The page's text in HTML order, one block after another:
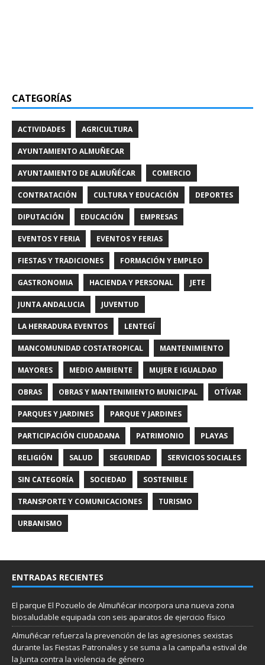
CATEGORÍAS
ACTIVIDADES AGRICULTURA
AYUNTAMIENTO ALMUÑECAR
AYUNTAMIENTO DE ALMUÑÉCAR COMERCIO
CONTRATACIÓN CULTURA Y EDUCACIÓN DEPORTES
DIPUTACIÓN EDUCACIÓN EMPRESAS
EVENTOS Y FERIA EVENTOS Y FERIAS
FIESTAS Y TRADICIONES FORMACIÓN Y EMPLEO
GASTRONOMIA HACIENDA Y PERSONAL JETE
JUNTA ANDALUCIA JUVENTUD
LA HERRADURA EVENTOS LENTEGÍ
MANCOMUNIDAD COSTATROPICAL MANTENIMIENTO
MAYORES MEDIO AMBIENTE MUJER E IGUALDAD
OBRAS OBRAS Y MANTENIMIENTO MUNICIPAL OTÍVAR
PARQUES Y JARDINES PARQUE Y JARDINES
PARTICIPACIÓN CIUDADANA PATRIMONIO PLAYAS
RELIGIÓN SALUD SEGURIDAD SERVICIOS SOCIALES
SIN CATEGORÍA SOCIEDAD SOSTENIBLE
TRANSPORTE Y COMUNICACIONES TURISMO
URBANISMO
ENTRADAS RECIENTES
El parque El Pozuelo de Almuñécar incorpora una nueva zona
biosaludable equipada con seis aparatos de ejercicio físico
Almuñécar refuerza la prevención de las agresiones sexistas
durante las Fiestas Patronales y se suma a la campaña estival de
la Junta contra la violencia de género